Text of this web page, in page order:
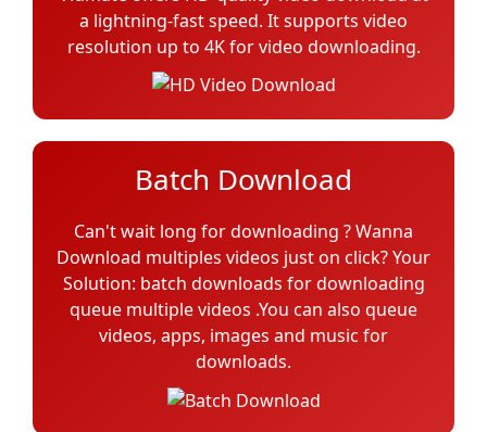
a lightning-fast speed. It supports video
resolution up to 4K for video downloading.
Batch Download
Can't wait long for downloading ? Wanna
Download multiples videos just on click? Your
Solution: batch downloads for downloading
queue multiple videos .You can also queue
videos, apps, images and music for
downloads.